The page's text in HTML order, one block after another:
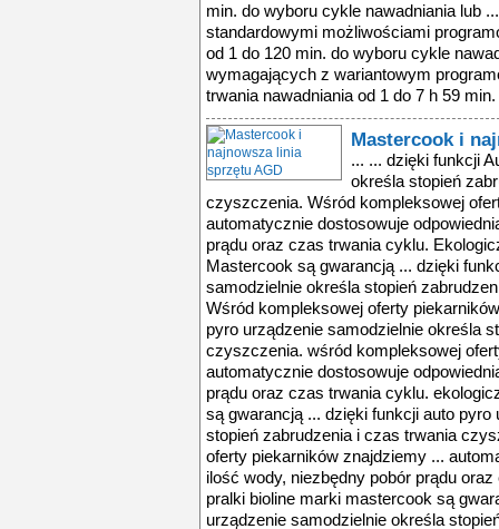
min. do wyboru cykle nawadniania lub
standardowymi możliwościami
od 1 do 120 min. do wyboru cykle
wymagających z wariantowym
trwania nawadniania od 1 do 7 h 59
Mastercook i
... ... dzięki funkcji
określa stopień
czyszczenia. Wśród kompleksowej
automatycznie dostosowuje
prądu oraz czas trwania cyklu.
Mastercook są gwarancją ... dzięki
samodzielnie określa stopień
Wśród kompleksowej oferty
pyro urządzenie samodzielnie określa
czyszczenia. wśród kompleksowej
automatycznie dostosowuje
prądu oraz czas trwania cyklu.
są gwarancją ... dzięki funkcji auto
stopień zabrudzenia i czas trwania
oferty piekarników znajdziemy ...
ilość wody, niezbędny pobór prądu
pralki bioline marki mastercook są
urządzenie samodzielnie określa